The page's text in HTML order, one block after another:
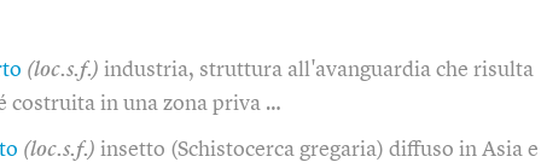
(loc.s.f.) industria, struttura all'avanguardia che risulta
costruita in una zona priva …
(loc.s.f.) insetto (Schistocerca gregaria) diffuso in Asia e